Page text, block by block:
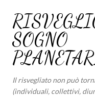
Passa
SOGNO
Il risvegliato non può
(individuali, collettivi,